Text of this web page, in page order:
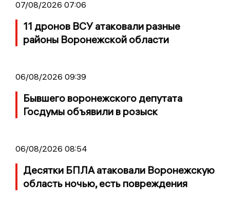
07/08/2026 07:06
11 дронов ВСУ атаковали разные
районы Воронежской области
06/08/2026 09:39
Бывшего воронежского депутата
Госдумы объявили в розыск
06/08/2026 08:54
Десятки БПЛА атаковали Воронежскую
область ночью, есть повреждения